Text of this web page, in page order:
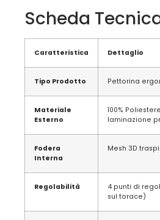
Scheda
Caratteristica Dettaglio
Tipo Prodotto Pettorina
Materiale
Esterno
100%
laminazione
Fodera
Interna
Mesh 3D
Regolabilità
4 punti di
sul torace)